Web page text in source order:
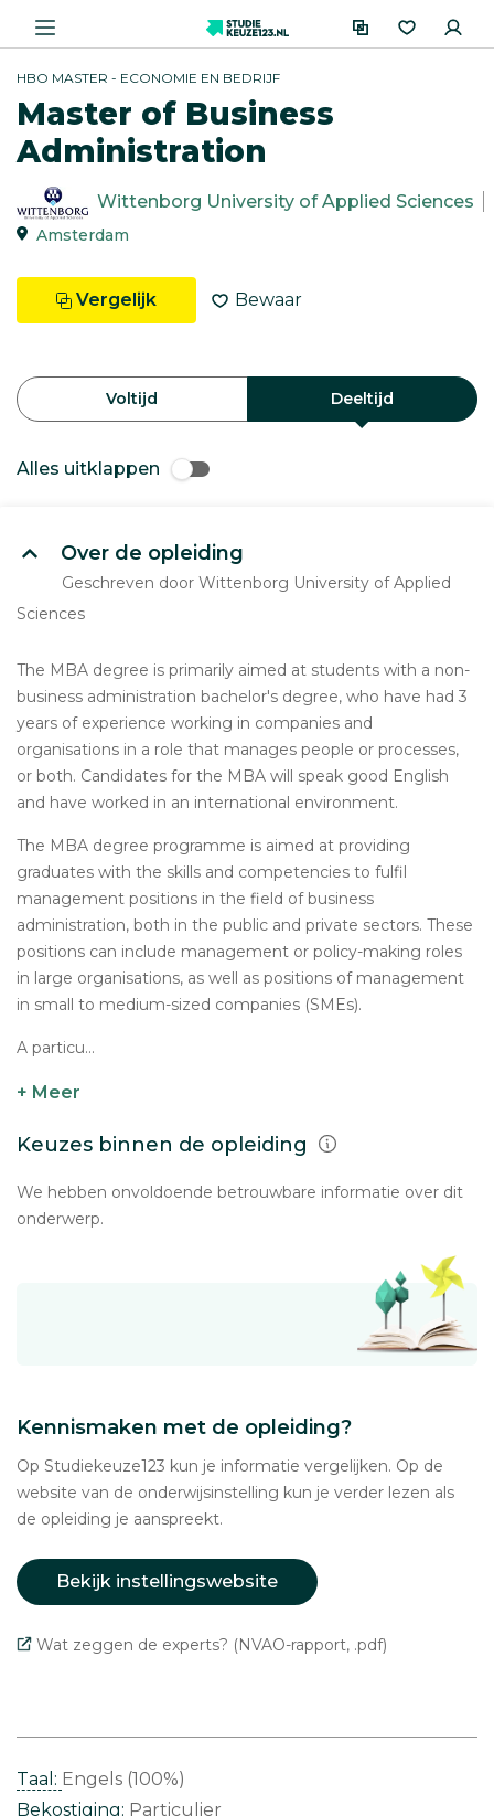
HBO MASTER - ECONOMIE EN BEDRIJF
Master of Business
Administration
Wittenborg University of Applied Sciences
Amsterdam
Vergelijk Bewaar
Voltijd Deeltijd
Alles uitklappen
Over de opleiding
Geschreven door Wittenborg University of Applied
Sciences
The MBA degree is primarily aimed at students with a non-
business administration bachelor's degree, who have had 3
years of experience working in companies and
organisations in a role that manages people or processes,
or both. Candidates for the MBA will speak good English
and have worked in an international environment.
The MBA degree programme is aimed at providing
graduates with the skills and competencies to fulfil
management positions in the field of business
administration, both in the public and private sectors. These
positions can include management or policy-making roles
in large organisations, as well as positions of management
in small to medium-sized companies (SMEs).
A particu...
+ Meer
Keuzes binnen de opleiding
We hebben onvoldoende betrouwbare informatie over dit
onderwerp.
Kennismaken met de opleiding?
Op Studiekeuze123 kun je informatie vergelijken. Op de
website van de onderwijsinstelling kun je verder lezen als
de opleiding je aanspreekt.
Bekijk instellingswebsite
Wat zeggen de experts? (NVAO-rapport, .pdf)
Taal: Engels (100%)
Bekostiging: Particulier